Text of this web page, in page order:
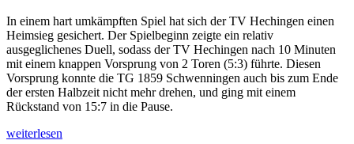
In einem hart umkämpften Spiel hat sich der TV Hechingen einen
Heimsieg gesichert. Der Spielbeginn zeigte ein relativ
ausgeglichenes Duell, sodass der TV Hechingen nach 10 Minuten
mit einem knappen Vorsprung von 2 Toren (5:3) führte. Diesen
Vorsprung konnte die TG 1859 Schwenningen auch bis zum Ende
der ersten Halbzeit nicht mehr drehen, und ging mit einem
Rückstand von 15:7 in die Pause.
weiterlesen